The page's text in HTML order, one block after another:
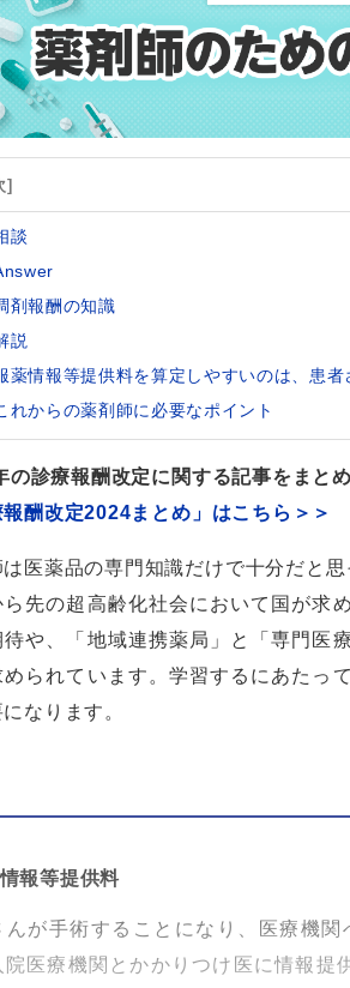
]
談
剤報酬の知識
説
薬情報等提供料を算定しやすいのは、患
れからの薬剤師に必要なポイント
の診療報酬改定に関する記事をまと
報酬改定2024まとめ」はこちら＞＞
医薬品の専門知識だけで十分だと思
ら先の超高齢化社会において国が求
待や、「地域連携薬局」と「専門医
められています。学習するにあたっ
なります。
報等提供料
んが手術することになり、医療機
院医療機関とかかりつけ医に情報提